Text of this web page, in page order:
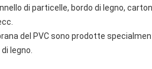
di particelle, bordo di legno,
del PVC sono prodotte
legno.